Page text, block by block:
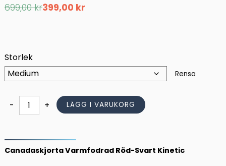
699,00kr
Det
ursprungliga
399,00 kr
Det
nuvarande
Storlek
Rensa
-
Canadaskjorta
Varmfodrad
Svart
Kinetic
+ LÄGG I VARUKORG
Canadaskjorta Varmfodrad Röd-Svart Kinetic